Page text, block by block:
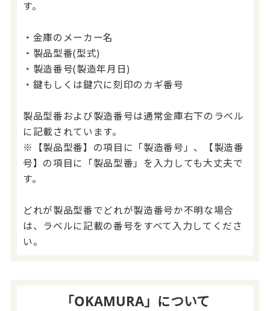
す。
・金庫のメーカー名
・製品型番(型式)
・製造番号(製造年月日)
・鍵もしくは鍵穴に刻印のカギ番号
製品型番および製造番号は通常金庫右下のラベル
に記載されています。
※【製品型番】の項目に「製造番号」、【製造番
号】の項目に「製品型番」を入力しても大丈夫で
す。
どれが製品型番でどれが製造番号か不明な場合
は、ラベルに記載の番号をすべて入力してくださ
い。
「OKAMURA」について